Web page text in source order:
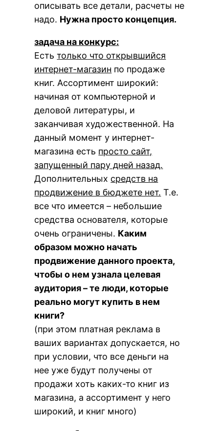
описывать все детали, расчеты не
надо. Нужна просто концепция.
задача на конкурс:
Естьтолько что открывшийся
интернет-магазин по продаже
книг. Ассортимент широкий:
начиная от компьютерной и
деловой литературы, и
заканчивая художественной. На
данный момент у интернет-
магазина есть просто сайт,
запущенный пару дней назад.
Дополнительных средств на
продвижение в бюджете нет. Т.е.
все что имеется – небольшие
средства основателя, которые
очень ограничены. Каким
образом можно начать
продвижение данного проекта,
чтобы о нем узнала целевая
аудитория – те люди, которые
реально могут купить в нем
книги?
(при этом платная реклама в
ваших вариантах допускается, но
при условии, что все деньги на
нее уже будут получены от
продажи хоть каких-то книг из
магазина, а ассортимент у него
широкий, и книг много)